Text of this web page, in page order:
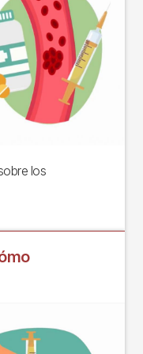
los